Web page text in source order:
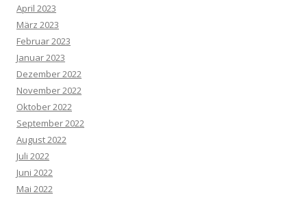
April 2023
März 2023
Februar 2023
Januar 2023
Dezember 2022
November 2022
Oktober 2022
September 2022
August 2022
Juli 2022
Juni 2022
Mai 2022